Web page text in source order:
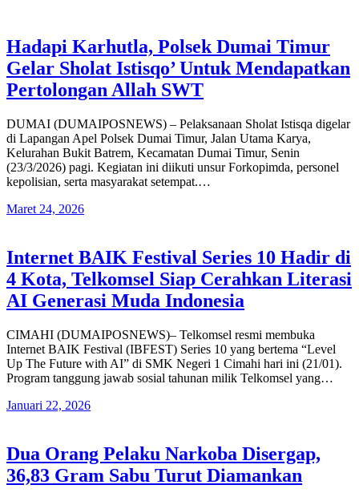
Hadapi Karhutla, Polsek Dumai Timur
Gelar Sholat Istisqo’ Untuk Mendapatkan
Pertolongan Allah SWT
DUMAI (DUMAIPOSNEWS) – Pelaksanaan Sholat Istisqa digelar
di Lapangan Apel Polsek Dumai Timur, Jalan Utama Karya,
Kelurahan Bukit Batrem, Kecamatan Dumai Timur, Senin
(23/3/2026) pagi. Kegiatan ini diikuti unsur Forkopimda, personel
kepolisian, serta masyarakat setempat.…
Maret 24, 2026
Internet BAIK Festival Series 10 Hadir di
4 Kota, Telkomsel Siap Cerahkan Literasi
AI Generasi Muda Indonesia
CIMAHI (DUMAIPOSNEWS)– Telkomsel resmi membuka
Internet BAIK Festival (IBFEST) Series 10 yang bertema “Level
Up The Future with AI” di SMK Negeri 1 Cimahi hari ini (21/01).
Program tanggung jawab sosial tahunan milik Telkomsel yang…
Januari 22, 2026
Dua Orang Pelaku Narkoba Disergap,
36,83 Gram Sabu Turut Diamankan